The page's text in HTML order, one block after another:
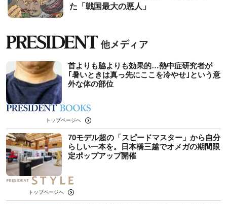
た「戦国最大の悪人」
首よりも脇よりも効果的…熱中症研究者が
｢暑いときは真っ先にここを冷やせ｣という意
外な体の部位
トップページへ
70モデル超の「スピードマスター」から自分
らしい一本を。日本橋三越でオメガの期間限
定ポップアップ開催
トップページへ